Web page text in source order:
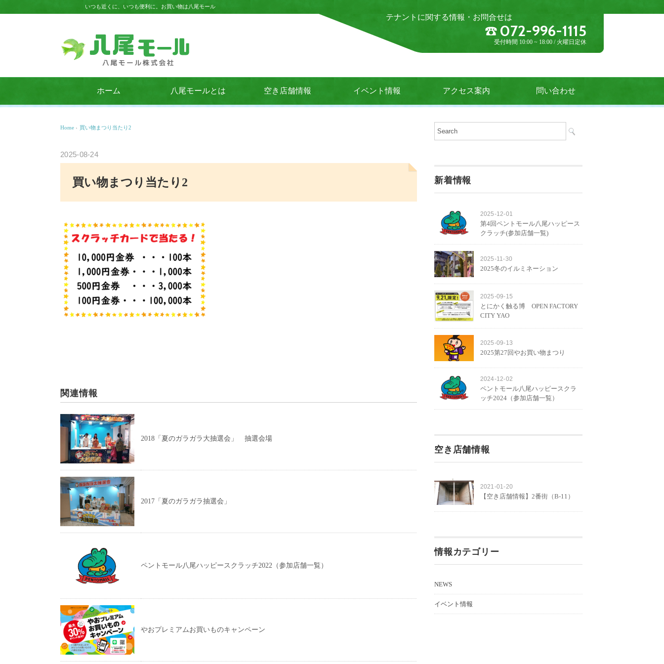
いつも近くに、いつも便利に。お買い物は八尾モール
テナントに関する情報・お問合せは
072-996-1115
受付時間 10:00 ~ 18:00 / 火曜日定休
ホーム 八尾モールとは 空き店舗情報 イベント情報 アクセス案内 問い合わせ
Home › 買い物まつり当たり2
2025-08-24
買い物まつり当たり2
関連情報
2018「夏のガラガラ大抽選会」 抽選会場
2017「夏のガラガラ抽選会」
ペントモール八尾ハッピースクラッチ2022（参加店舗一覧）
やおプレミアムお買いものキャンペーン
新着情報
2025-12-01
第4回ペントモール八尾ハッピース
クラッチ(参加店舗一覧)
2025-11-30
2025冬のイルミネーション
2025-09-15
とにかく触る博 OPEN FACTORY
CITY YAO
2025-09-13
2025第27回やお買い物まつり
2024-12-02
ペントモール八尾ハッピースクラ
ッチ2024（参加店舗一覧）
空き店舗情報
2021-01-20
【空き店舗情報】2番街（B-11）
情報カテゴリー
NEWS
イベント情報